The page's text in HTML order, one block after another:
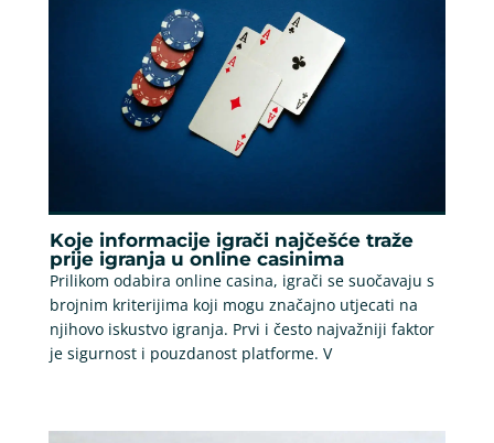
Koje informacije igrači najčešće traže
prije igranja u online casinima
Prilikom odabira online casina, igrači se suočavaju s
brojnim kriterijima koji mogu značajno utjecati na
njihovo iskustvo igranja. Prvi i često najvažniji faktor
je sigurnost i pouzdanost platforme. V